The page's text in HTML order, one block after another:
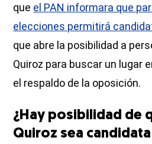
que el PAN informara que
elecciones permitirá
que abre la posibilidad a
Quiroz para buscar un lugar
el respaldo de la oposición.
¿Hay posibilidad de
Quiroz sea candidata